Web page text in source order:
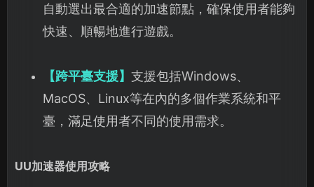
自動選出最合適的加速節點，確保使用者能夠
快速、順暢地進行遊戲。
【跨平臺支援】 支援包括Windows、
MacOS、Linux等在內的多個作業系統和平
臺，滿足使用者不同的使用需求。
UU加速器使用攻略